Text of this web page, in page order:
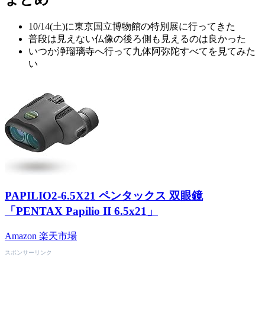
10/14(土)に東京国立博物館の特別展に行ってきた
普段は見えない仏像の後ろ側も見えるのは良かった
いつか浄瑠璃寺へ行って九体阿弥陀すべてを見てみた
い
PAPILIO2-6.5X21 ペンタックス 双眼鏡
「PENTAX Papilio II 6.5x21」
Amazon 楽天市場
スポンサーリンク